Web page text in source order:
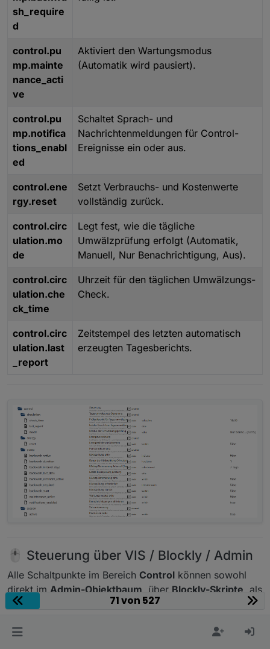
sh_require
d
control.pu
mp.mainte
nance_acti
ve
Aktiviert den Wartungsmodus
(Automatik wird pausiert).
control.pu
mp.notifica
tions_enabl
ed
Schaltet Sprach- und
Nachrichtenmeldungen für Control-
Ereignisse ein oder aus.
control.ene
rgy.reset
Setzt Verbrauchs- und Kostenwerte
vollständig zurück.
control.circ
ulation.mo
de
Legt fest, wie die tägliche
Umwälzprüfung erfolgt (Automatik,
Manuell, Nur Benachrichtigung, Aus).
control.circ
ulation.che
ck_time
Uhrzeit für den täglichen Umwälzungs-
Check.
control.circ
ulation.last
_report
Zeitstempel des letzten automatisch
erzeugten Tagesberichts.
🖱️ Steuerung über VIS / Blockly / Admin
Alle Schaltpunkte im Bereich Control können sowohl
direkt im Admin-Objektbaum , über Blockly-Skripte , als
auch über eine
VIS-Oberflächebedient werden.
Beispielsweise lässt sich:
71 von 527